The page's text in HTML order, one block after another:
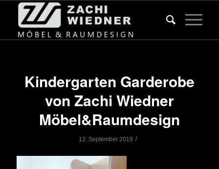
Kindergarten Garderobe
von Zachi Wiedner
Möbel&Raumdesign
12. September 2019 /